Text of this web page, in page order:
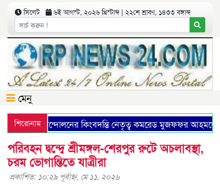
সিলেট ৬ই আগস্ট, ২০২৬ খ্রিস্টাব্দ | ২২শে শ্রাবণ, ১৪৩৩ বঙ্গাব্দ
মেনু
শিরোনামআন্দোলনের কিংবদন্তি নেতৃত্ব কমরেড মুজফ্ফর আহমদের
পরিবহন দ্বন্দ্বে শ্রীমঙ্গল-শেরপুর রুটে অচলাবস্থা,
চরম ভোগান্তিতে যাত্রীরা
প্রকাশিত: ১০:২৯ পূর্বাহ্ণ, মে ১১, ২০২৬